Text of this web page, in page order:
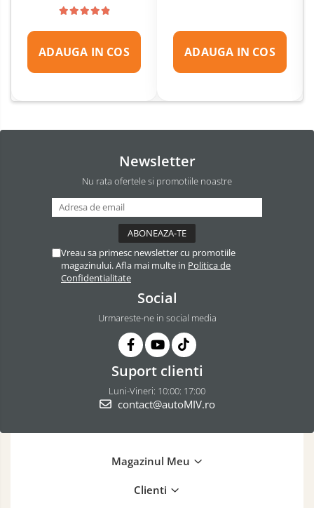
ADAUGA IN COS ADAUGA IN COS
Newsletter
Nu rata ofertele si promotiile noastre
Vreau sa primesc newsletter cu promotiile
magazinului. Afla mai multe in Politica de
Confidentialitate
Social
Urmareste-ne in social media
Suport clienti
Luni-Vineri: 10:00: 17:00
contact@autoMIV.ro
Magazinul Meu
Clienti